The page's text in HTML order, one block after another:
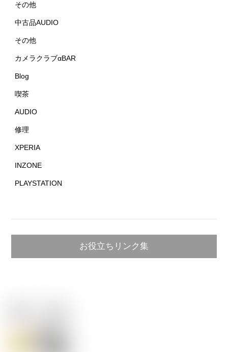
その他
中古品AUDIO
その他
カメラクラブαBAR
Blog
喫茶
AUDIO
修理
XPERIA
INZONE
PLAYSTATION
お役立ちリンク集